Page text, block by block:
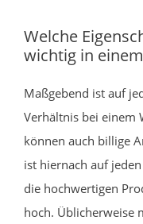
Welche
wichtig in
Maßgebend ist auf
Verhältnis bei einem
können auch billige
ist hiernach auf
die hochwertigen
hoch. Üblicherweise